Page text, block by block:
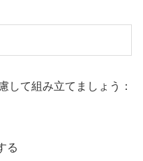
して組み立てましょう：
る